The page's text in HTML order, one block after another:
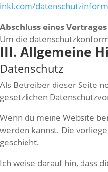
inkl.com/
Abschluss eines
Um die
III. Allgemeine
Datenschutz
Als Betreiber dieser Seite
gesetzlichen
Wenn du meine Website
werden kannst. Die
geschieht.
Ich weise darauf hin, dass